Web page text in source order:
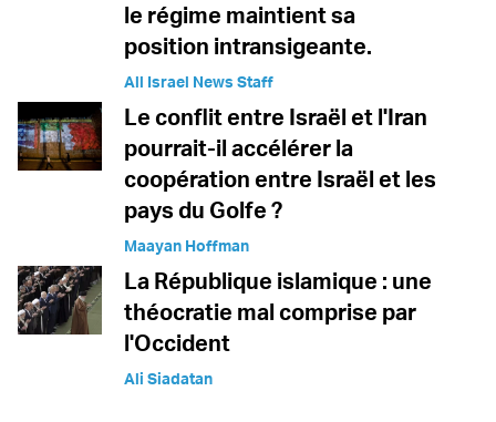
le régime maintient sa
position intransigeante.
All Israel News Staff
Le conflit entre Israël et l'Iran
pourrait-il accélérer la
coopération entre Israël et les
pays du Golfe ?
Maayan Hoffman
La République islamique : une
théocratie mal comprise par
l'Occident
Ali Siadatan